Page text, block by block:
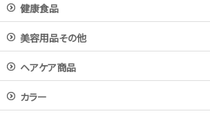
健康食品
美容用品その他
ヘアケア商品
カラー